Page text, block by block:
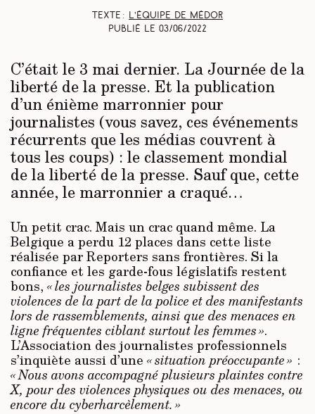
Texte :
L’équipe de Médor
Publié le 03/06/2022
C’était le 3 mai dernier. La Journée de la
liberté de la presse. Et la publication
d’un énième marronnier pour
journalistes (vous savez, ces événements
récurrents que les médias couvrent à
tous les coups) : le classement mondial
de la liberté de la presse. Sauf que, cette
année, le marronnier a craqué…
Un petit crac. Mais un crac quand même. La
Belgique a perdu 12 places dans cette liste
réalisée par Reporters sans frontières. Si la
confiance et les garde-fous législatifs restent
bons, « les journalistes belges subissent des
violences de la part de la police et des manifestants
lors de rassemblements, ainsi que des menaces en
ligne fréquentes ciblant surtout les femmes ».
L’Association des journalistes professionnels
s’inquiète aussi d’une « situation préoccupante » :
« Nous avons accompagné plusieurs plaintes contre
X, pour des violences physiques ou des menaces, ou
encore du cyberharcèlement. »